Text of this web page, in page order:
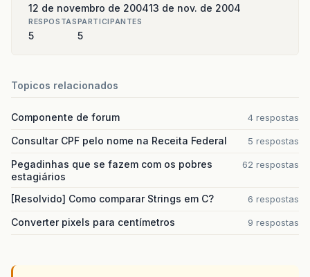
12 de novembro de 200413 de nov. de 2004
RESPOSTAS
5
PARTICIPANTES
5
Topicos relacionados
Componente de forum 4 respostas
Consultar CPF pelo nome na Receita Federal 5 respostas
Pegadinhas que se fazem com os pobres
estagiários
62 respostas
[Resolvido] Como comparar Strings em C? 6 respostas
Converter pixels para centímetros 9 respostas